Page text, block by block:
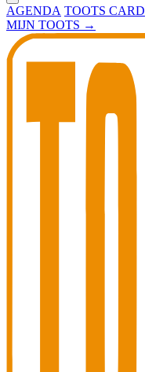
AGENDA TOOTS CARD
MIJN TOOTS →
Toots Jazz Club